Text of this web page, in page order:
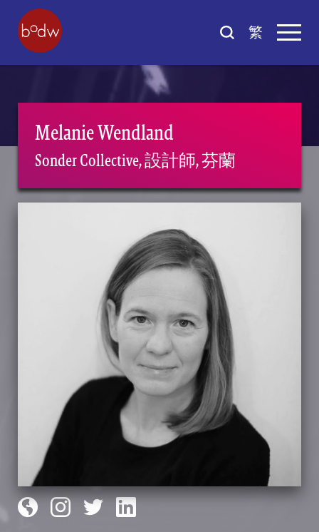
繁
Melanie Wendland
Sonder Collective, 設計師, 芬蘭